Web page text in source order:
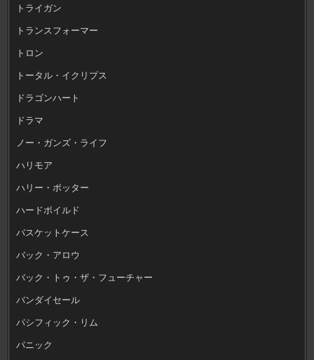
トライガン
トランスフォーマー
トロン
トータル・イクリプス
ドラゴンハート
ドラマ
ノー・ガンズ・ライフ
ハリモア
ハリー・ポッター
ハードボイルド
バスケットケース
バック・アロウ
バック・トゥ・ザ・フューチャー
バンダイセール
パシフィック・リム
パニック